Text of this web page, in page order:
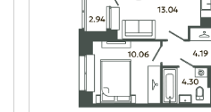
Объект